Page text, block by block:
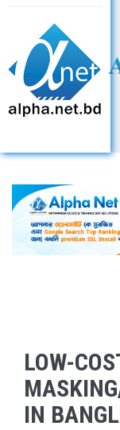
LOW-
IN